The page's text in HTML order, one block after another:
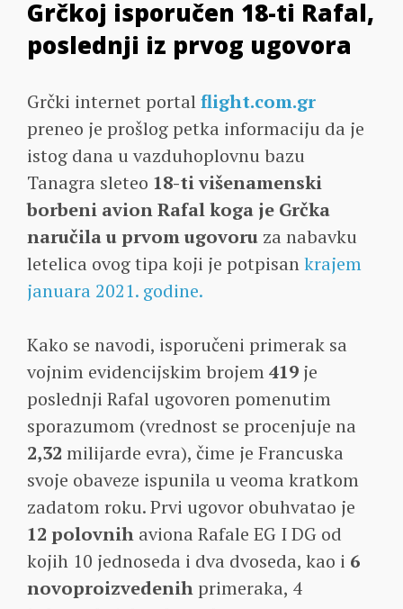
Grčkoj isporučen 18-ti Rafal,
poslednji iz prvog ugovora
Grčki internet portal flight.com.gr
preneo je prošlog petka informaciju da je
istog dana u vazduhoplovnu bazu
Tanagra sleteo 18-ti višenamenski
borbeni avion Rafal koga je Grčka
naručila u prvom ugovoru za nabavku
letelica ovog tipa koji je potpisankrajem
januara 2021. godine.
Kako se navodi, isporučeni primerak sa
vojnim evidencijskim brojem419 je
poslednji Rafal ugovoren pomenutim
sporazumom (vrednost se procenjuje na
2,32 milijarde evra), čime je Francuska
svoje obaveze ispunila u veoma kratkom
zadatom roku. Prvi ugovor obuhvatao je
12 polovnih aviona Rafale EG I DG od
kojih 10 jednoseda i dva dvoseda, kao i 6
novoproizvedenih primeraka, 4